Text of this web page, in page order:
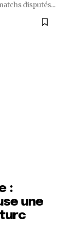
disputés...
:
une